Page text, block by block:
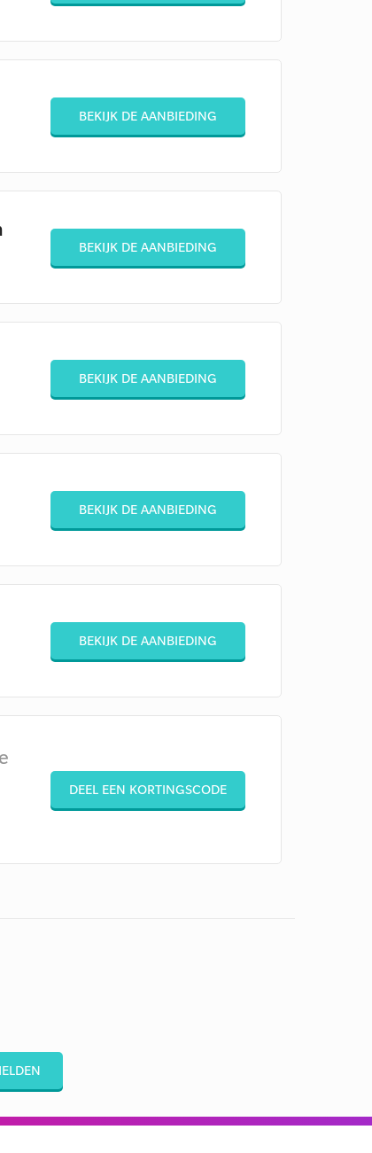
BEKIJK DE AANBIEDING
BEKIJK DE AANBIEDING
BEKIJK DE AANBIEDING
BEKIJK DE AANBIEDING
BEKIJK DE AANBIEDING
DEEL EEN KORTINGSCODE